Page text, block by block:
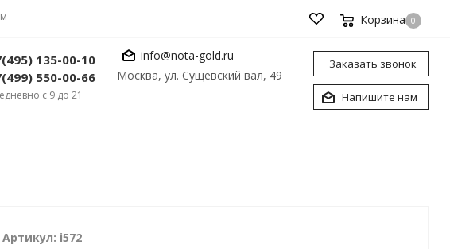
Корзина 0
135-00-10
550-00-66
с 9 до 21
info@nota-gold.ru
Москва, ул. Сущевский вал, 49
Заказать звонок
Напишите нам
Артикул: i572